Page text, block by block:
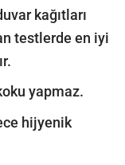
kağıtları
testlerde en iyi
yapmaz.
hijyenik